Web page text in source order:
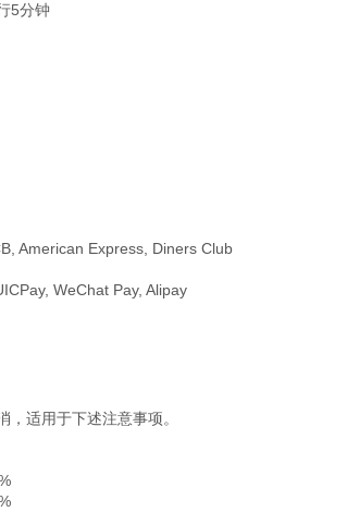
5分钟
American Express, Diners Club
WeChat Pay, Alipay
，适用于下述注意事项。